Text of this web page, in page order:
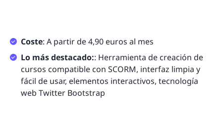
Coste: A partir de 4,90 euros al mes
Lo más destacado:: Herramienta de creación de
cursos compatible con SCORM, interfaz limpia y
fácil de usar, elementos interactivos, tecnología
web Twitter Bootstrap